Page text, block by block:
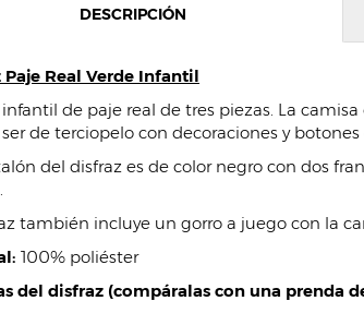
DESCRIPCIÓN
Paje Real Verde Infantil
de paje real de tres piezas. La
de terciopelo con decoraciones y botones
del disfraz es de color negro con dos
también incluye un gorro a juego con la
100% poliéster
del disfraz (compáralas con una prenda